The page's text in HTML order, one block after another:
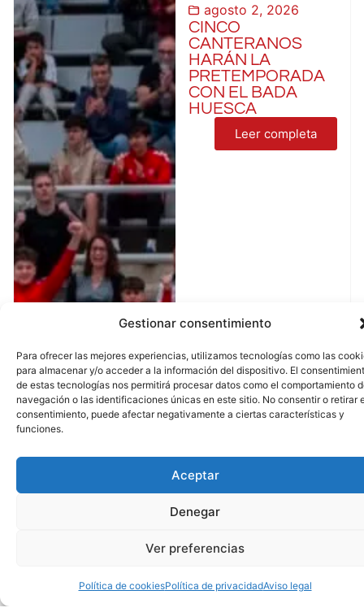
Gestionar consentimiento
Para ofrecer las mejores experiencias, utilizamos tecnologías como las
para almacenar y/o acceder a la información del dispositivo. El
de estas tecnologías nos permitirá procesar datos como el comportamiento
navegación o las identificaciones únicas en este sitio. No consentir o retirar
consentimiento, puede afectar negativamente a ciertas características y
funciones.
Aceptar
Denegar
Ver preferencias
Política de cookiesPolítica de privacidadAviso legal
agosto 2, 2026
CINCO
CANTERANOS
HARÁN LA
PRETEMPORADA
CON EL BADA
HUESCA
Leer completa